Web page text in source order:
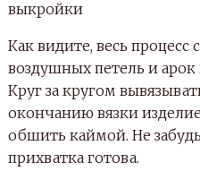
Как видите, весь процесс
воздушных петель и арок
Круг за кругом
окончанию вязки
обшить каймой. Не
прихватка готова.